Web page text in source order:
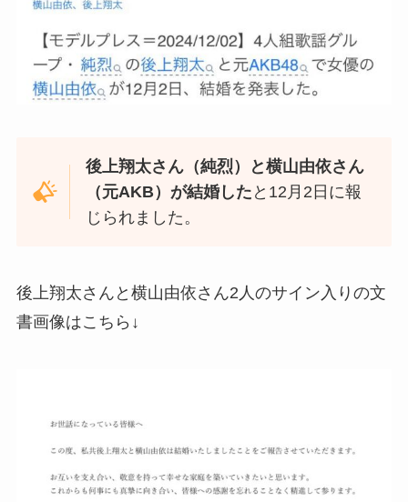
後上翔太さん（純烈）と横山由依さん
（元AKB）が結婚した と12月2日に報
じられました。
後上翔太さんと横山由依さん2人のサイン入りの文
書画像はこちら↓